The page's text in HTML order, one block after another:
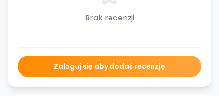
Brak recenzji
Zaloguj się aby dodać recenzję